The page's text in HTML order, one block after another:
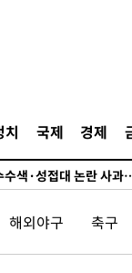
치 국제 경제
승 마감…S&P 0.6%
서 모터보트 전복…1명
색·성접대 논란 사
지속…강원동해안 최
승 마감…S&P 0.6%
해외야구 축구